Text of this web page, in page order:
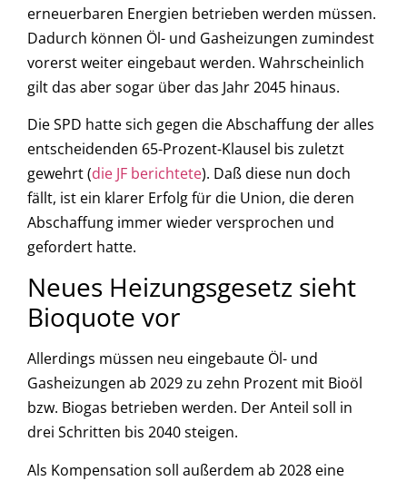
erneuerbaren Energien betrieben werden müssen.
Dadurch können Öl- und Gasheizungen zumindest
vorerst weiter eingebaut werden. Wahrscheinlich
gilt das aber sogar über das Jahr 2045 hinaus.
Die SPD hatte sich gegen die Abschaffung der alles
entscheidenden 65-Prozent-Klausel bis zuletzt
gewehrt (die JF berichtete). Daß diese nun doch
fällt, ist ein klarer Erfolg für die Union, die deren
Abschaffung immer wieder versprochen und
gefordert hatte.
Neues Heizungsgesetz sieht
Bioquote vor
Allerdings müssen neu eingebaute Öl- und
Gasheizungen ab 2029 zu zehn Prozent mit Bioöl
bzw. Biogas betrieben werden. Der Anteil soll in
drei Schritten bis 2040 steigen.
Als Kompensation soll außerdem ab 2028 eine